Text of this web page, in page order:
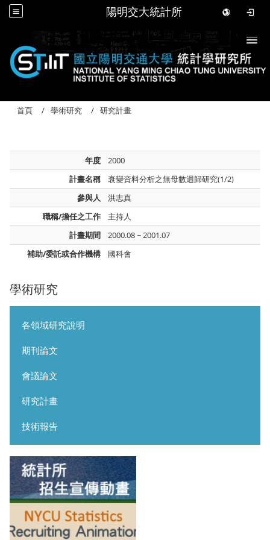
陽明交大統計所
學術研究
各領域研究說明
期刊論文
會議論文
研究計畫
技術報告
首頁 學術研究 研究計畫
年度
2000
計畫名稱
衰變資料分析之無母數迴歸研究(1/2)
參與人
洪志真
職稱/擔任之工作
主持人
計畫期間
2000.08 ~ 2001.07
補助/委託或合作機構
國科會